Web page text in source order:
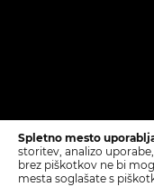
Spletno mesto
storitev, analizo
brez piškotkov ne bi
mesta soglašate s